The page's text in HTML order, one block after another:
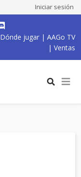
Iniciar sesión
Dónde jugar | AAGo TV
| Ventas